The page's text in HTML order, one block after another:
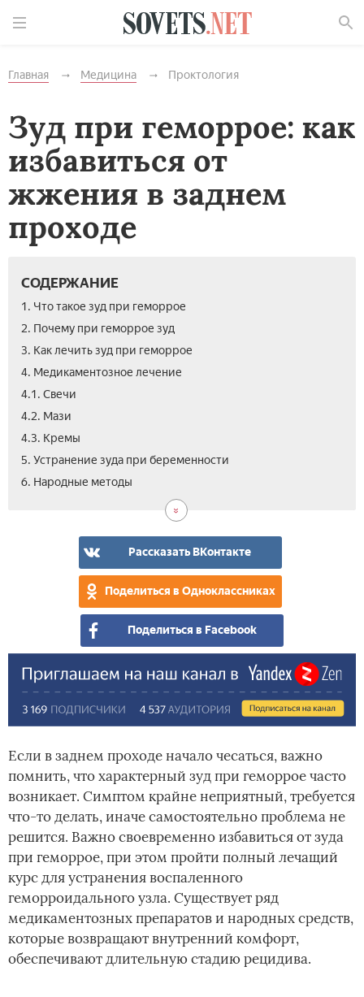
Главная Медицина Проктология
Зуд при геморрое: как
избавиться от
жжения в заднем
проходе
СОДЕРЖАНИЕ
1. Что такое зуд при геморрое
2. Почему при геморрое зуд
3. Как лечить зуд при геморрое
4. Медикаментозное лечение
4.1. Свечи
4.2. Мази
4.3. Кремы
5. Устранение зуда при беременности
6. Народные методы
Рассказать ВКонтакте
Поделиться в Одноклассниках
Поделиться в Facebook
Если в заднем проходе начало чесаться, важно
помнить, что характерный зуд при геморрое часто
возникает. Симптом крайне неприятный, требуется
что-то делать, иначе самостоятельно проблема не
решится. Важно своевременно избавиться от зуда
при геморрое, при этом пройти полный лечащий
курс для устранения воспаленного
геморроидального узла. Существует ряд
медикаментозных препаратов и народных средств,
которые возвращают внутренний комфорт,
обеспечивают длительную стадию рецидива.